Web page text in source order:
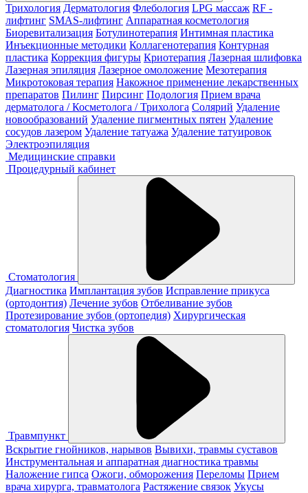
Трихология Дерматология Флебология LPG массаж RF -
лифтинг SMAS-лифтинг Аппаратная косметология
Биоревитализация Ботулинотерапия Интимная пластика
Инъекционные методики Коллагенотерапия Контурная
пластика Коррекция фигуры Криотерапия Лазерная шлифовка
Лазерная эпиляция Лазерное омоложение Мезотерапия
Микротоковая терапия Накожное применение лекарственных
препаратов Пилинг Пирсинг Подология Прием врача
дерматолога / Косметолога / Трихолога Солярий Удаление
новообразований Удаление пигментных пятен Удаление
сосудов лазером Удаление татуажа Удаление татуировок
Электроэпиляция
Медицинские справки
Процедурный кабинет
Стоматология
Диагностика Имплантация зубов Исправление прикуса
(ортодонтия) Лечение зубов Отбеливание зубов
Протезирование зубов (ортопедия) Хирургическая
стоматология Чистка зубов
Травмпункт
Вскрытие гнойников, нарывов Вывихи, травмы суставов
Инструментальная и аппаратная диагностика травмы
Наложение гипса Ожоги, обморожения Переломы Прием
врача хирурга, травматолога Растяжение связок Укусы